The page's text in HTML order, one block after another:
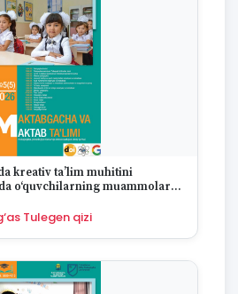
kreativ ta’lim muhitini
o‘quvchilarning muammolarni
Tulegen qizi